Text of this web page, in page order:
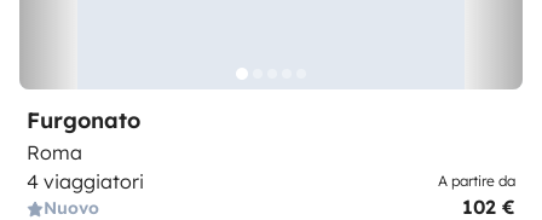
Furgonato
Roma
4 viaggiatori
Nuovo
A partire da
102 €